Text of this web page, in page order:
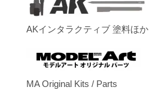
AKインタラクティブ 塗料ほか
MA Original Kits / Parts